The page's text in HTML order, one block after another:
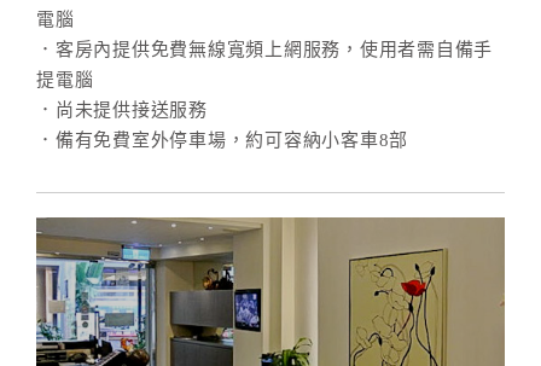
品
宣
傳
電腦
．客房內提供免費無線寬頻上網服務，使用者需自備手
提電腦
．尚未提供接送服務
．備有免費室外停車場，約可容納小客車8部